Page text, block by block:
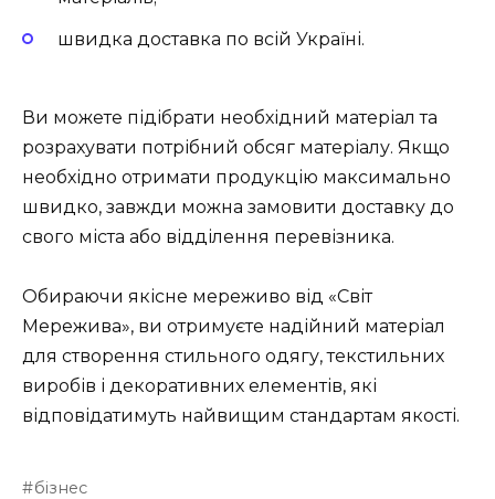
швидка доставка по всій Україні.
Ви можете підібрати необхідний матеріал та
розрахувати потрібний обсяг матеріалу. Якщо
необхідно отримати продукцію максимально
швидко, завжди можна замовити доставку до
свого міста або відділення перевізника.
Обираючи якісне мереживо від «Світ
Мережива», ви отримуєте надійний матеріал
для створення стильного одягу, текстильних
виробів і декоративних елементів, які
відповідатимуть найвищим стандартам якості.
бізнес